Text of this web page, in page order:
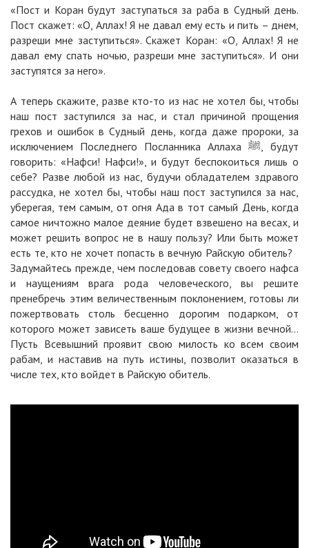
«Пост и Коран будут заступаться за раба в Судный день.
Пост скажет: «О, Аллах! Я не давал ему есть и пить – днем,
разреши мне заступиться». Скажет Коран: «О, Аллах! Я не
давал ему спать ночью, разреши мне заступиться». И они
заступятся за него».
А теперь скажите, разве кто-то из нас не хотел бы, чтобы
наш пост заступился за нас, и стал причиной прощения
грехов и ошибок в Судный день, когда даже пророки, за
исключением Последнего Посланника Аллаха ﷺ, будут
говорить: «Нафси! Нафси!», и будут беспокоиться лишь о
себе? Разве любой из нас, будучи обладателем здравого
рассудка, не хотел бы, чтобы наш пост заступился за нас,
уберегая, тем самым, от огня Ада в тот самый День, когда
самое ничтожно малое деяние будет взвешено на весах, и
может решить вопрос не в нашу пользу? Или быть может
есть те, кто не хочет попасть в вечную Райскую обитель?
Задумайтесь прежде, чем последовав совету своего нафса
и наущениям врага рода человеческого, вы решите
пренебречь этим величественным поклонением, готовы ли
пожертвовать столь бесценно дорогим подарком, от
которого может зависеть ваше будущее в жизни вечной…
Пусть Всевышний проявит свою милость ко всем своим
рабам, и наставив на путь истины, позволит оказаться в
числе тех, кто войдет в Райскую обитель.